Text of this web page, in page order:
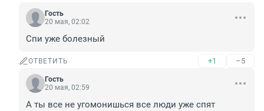
Гость
20 мая, 02:02
Спи уже болезный
ОТВЕТИТЬ +1 –5
Гость
20 мая, 02:59
А ты все не угомонишься все люди уже спят